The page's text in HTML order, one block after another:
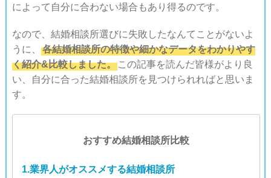
によって自分に合わない場合もあり得るのです。
なので、結婚相談所選びに失敗したなんてことがないよ
うに、
各結婚相談所の特徴や細かなデータをわかりやす
く紹介&比較しました。この記事を読んだ皆様がより良
い、自分に合った結婚相談所を見つけられればと思いま
す。
おすすめ結婚相談所比較
1.業界人がオススメする結婚相談所